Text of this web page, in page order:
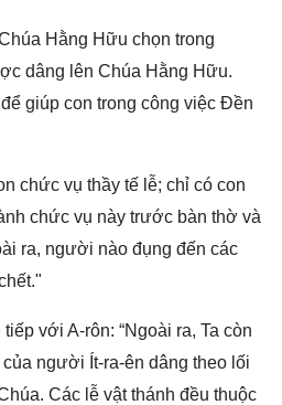
Hằng Hữu chọn trong
dâng lên Chúa Hằng Hữu.
giúp con trong công việc Đền
chức vụ thầy tế lễ; chỉ có con
chức vụ này trước bàn thờ và
ra, người nào đụng đến các
với A-rôn: “Ngoài ra, Ta còn
người Ít-ra-ên dâng theo lối
Các lễ vật thánh đều thuộc